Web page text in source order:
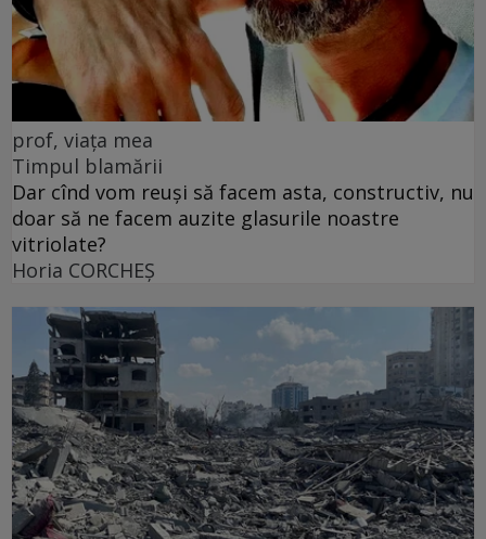
prof, viața mea
Timpul blamării
Dar cînd vom reuși să facem asta, constructiv, nu
doar să ne facem auzite glasurile noastre
vitriolate?
Horia CORCHEŞ